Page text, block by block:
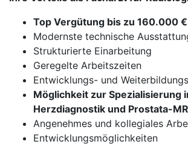
Top Vergütung bis zu 160.000 €
Modernste technische
Strukturierte Einarbeitung
Geregelte Arbeitszeiten
Entwicklungs- und
Möglichkeit zur Spezialisierung
Herzdiagnostik und Prostata-
Angenehmes und kollegiales
Entwicklungsmöglichkeiten